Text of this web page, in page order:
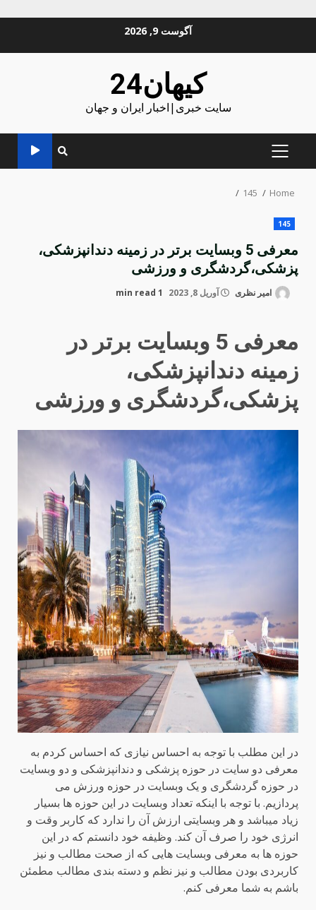
آگوست 9, 2026
کیهان24
سایت خبری|اخبار ایران و جهان
PRIMARY
Home
145
145
معرفی 5 وبسایت برتر در زمینه دندانپزشکی،
پزشکی،گردشگری و ورزشی
امیر نظری آوریل 8, 2023 1 min read
معرفی 5 وبسایت برتر در
زمینه دندانپزشکی،
پزشکی،گردشگری و ورزشی
در این مطلب با توجه به احساس نیازی که احساس کردم به
معرفی دو سایت در حوزه پزشکی و دندانپزشکی و دو وبسایت
در حوزه گردشگری و یک وبسایت در حوزه ورزش می
پردازیم. با توجه با اینکه تعداد وبسایت در این حوزه ها بسیار
زیاد میباشد و هر وبسایتی ارزش آن را ندارد که کاربر وقت و
انرژی خود را صرف آن کند. وظیفه خود دانستم که در این
حوزه ها به معرفی وبسایت هایی که از صحت مطالب و نیز
کاربردی بودن مطالب و نیز نظم و دسته بندی مطالب مطمئن
باشم به شما معرفی کنم.